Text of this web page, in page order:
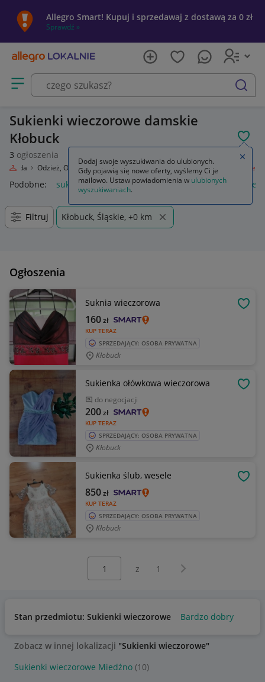
Allegro Smart! Kupuj i sprzedawaj z dostawą za 0 zł
Sprawdź »
Otwórz menu z kategoriami
szukaj
Sukienki wieczorowe damskie
Kłobuck
3 ogłoszenia
Moda Odzież, Obuwie, Dodatki Odzież damska Sukienki wieczorowe
Podobne: sukienki wieczorowe czarne sukienki wieczorowe
Filtruj Kłobuck, Śląskie, +0 km
Ogłoszenia
Suknia wieczorowa
KUP TERAZ
160zł
SPRZEDAJĄCY: OSOBA PRYWATNA
Kłobuck
Sukienka ołówkowa wieczorowa
do negocjacji
KUP TERAZ
200zł
SPRZEDAJĄCY: OSOBA PRYWATNA
Kłobuck
Sukienka ślub, wesele
KUP TERAZ
850zł
SPRZEDAJĄCY: OSOBA PRYWATNA
Kłobuck
z 1 Następna strona
Stan przedmiotu: Sukienki wieczorowe Bardzo dobry
Zobacz w innej lokalizacji "Sukienki wieczorowe"
Sukienki wieczorowe Miedźno (10)
Dodaj swoje wyszukiwania do ulubionych.
Gdy pojawią się nowe oferty, wyślemy Ci je
mailowo. Ustaw powiadomienia w ulubionych
wyszukiwaniach.